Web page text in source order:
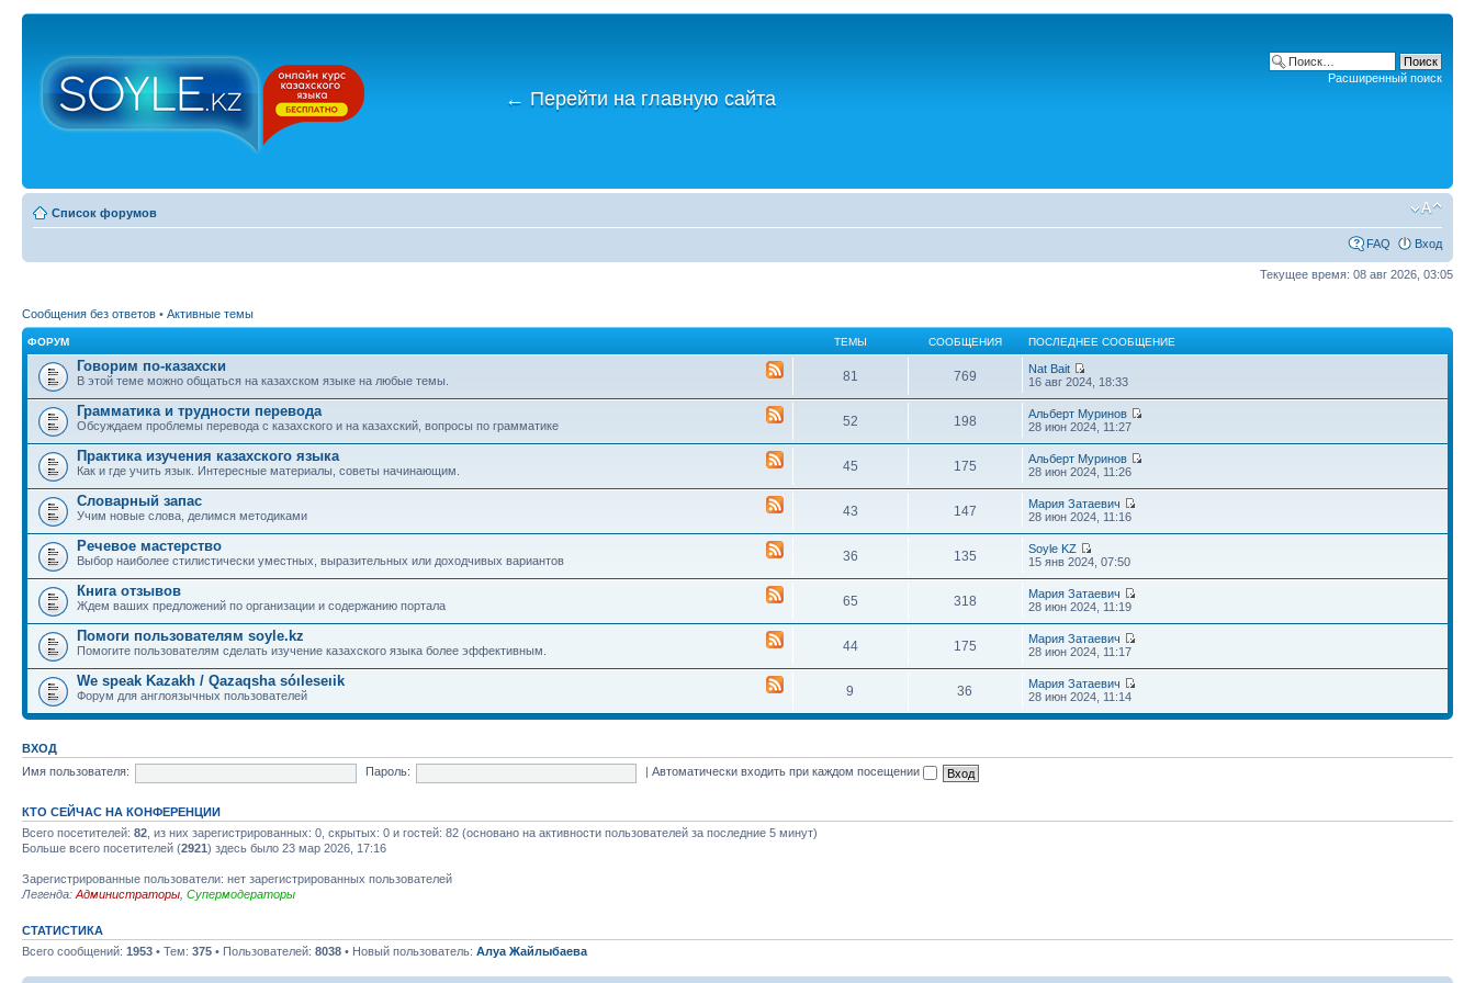
← Перейти на главную сайта
Расширенный поиск
Список форумов
FAQ Вход
Текущее время: 08 авг 2026, 03:05
Сообщения без ответов • Активные темы
ФОРУМ ТЕМЫ СООБЩЕНИЯ ПОСЛЕДНЕЕ СООБЩЕНИЕ
Говорим по-казахски
В этой теме можно общаться на казахском языке на любые темы. 81 769
Nat Bait
16 авг 2024, 18:33
Грамматика и трудности перевода
Обсуждаем проблемы перевода с казахского и на казахский, вопросы по грамматике 52 198
Альберт Муринов
28 июн 2024, 11:27
Практика изучения казахского языка
Как и где учить язык. Интересные материалы, советы начинающим. 45 175
Альберт Муринов
28 июн 2024, 11:26
Словарный запас
Учим новые слова, делимся методиками 43 147
Мария Затаевич
28 июн 2024, 11:16
Речевое мастерство
Выбор наиболее стилистически уместных, выразительных или доходчивых вариантов 36 135
Soyle KZ
15 янв 2024, 07:50
Книга отзывов
Ждем ваших предложений по организации и содержанию портала 65 318
Мария Затаевич
28 июн 2024, 11:19
Помоги пользователям soyle.kz
Помогите пользователям сделать изучение казахского языка более эффективным. 44 175
Мария Затаевич
28 июн 2024, 11:17
We speak Kazakh / Qazaqsha sóıleseıik
Форум для англоязычных пользователей 9 36
Мария Затаевич
28 июн 2024, 11:14
ВХОД
Имя пользователя:
Пароль: |Автоматически входить при каждом посещении
КТО СЕЙЧАС НА КОНФЕРЕНЦИИ
Всего посетителей: 82 , из них зарегистрированных: 0, скрытых: 0 и гостей: 82 (основано на активности пользователей за последние 5 минут)
Больше всего посетителей (2921) здесь было 23 мар 2026, 17:16
Зарегистрированные пользователи: нет зарегистрированных пользователей
Легенда: Администраторы Супермодераторы
СТАТИСТИКА
Всего сообщений: 1953 • Тем: 375 • Пользователей: 8038 • Новый пользователь: Алуа Жайлыбаева